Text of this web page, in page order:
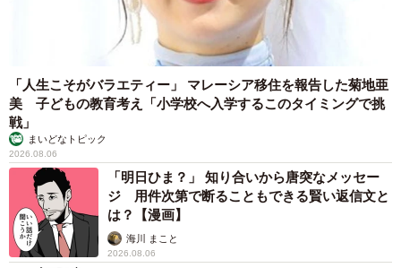
4/8
お水を取りに戻った後は、無事にお散歩を再開したそうです（画像提
供：柴犬ももさん）
◇ ◇
その後、「あの日から、毎日散歩帰りを伝えてくるように
なった柴犬最高すぎる」と、投稿していた飼い主さん。今
「人生こそがバラエティー」 マレーシア移住を報告した菊地亜
美 子どもの教育考え「小学校へ入学するこのタイミングで挑
戦」
まいどなトピック
2026.08.06
「明日ひま？」 知り合いから唐突なメッセー
ジ 用件次第で断ることもできる賢い返信文と
は？【漫画】
海川 まこと
2026.08.06